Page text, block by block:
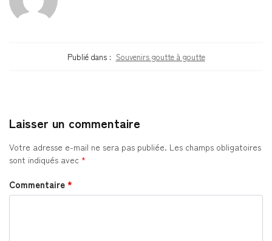
Publié dans : Souvenirs goutte à goutte
Laisser un commentaire
Votre adresse e-mail ne sera pas publiée. Les champs obligatoires
sont indiqués avec *
Commentaire*